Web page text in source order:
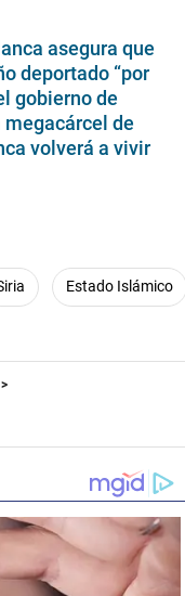
asegura que
deportado “por
gobierno de
megacárcel de
volverá a vivir
Estado Islámico